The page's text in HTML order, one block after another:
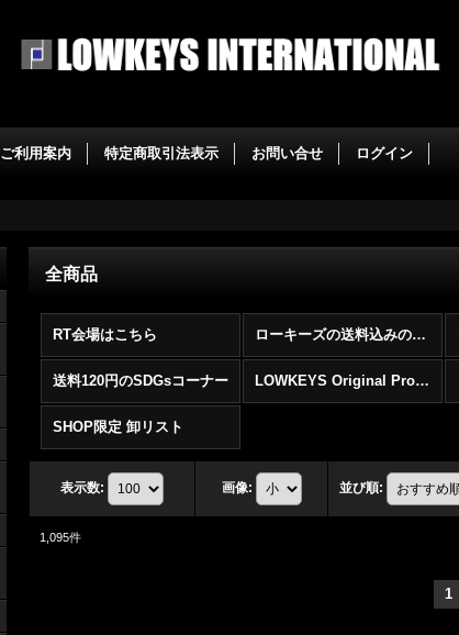
ご利用案内 特定商取引法表示 お問い合せ ログイン
全商品
RT会場はこちら ローキーズの送料込みのネット通販
送料120円のSDGsコーナー LOWKEYS Original Products（English）
SHOP限定 卸リスト
表示数: 画像: 並び順:
1,095件
1